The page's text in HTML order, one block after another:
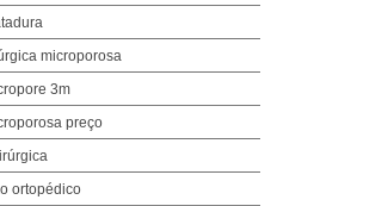
microporosa
3m
preço
ortopédico